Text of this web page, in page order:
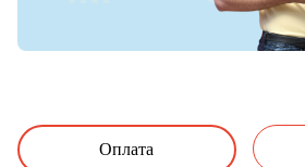
Оплата